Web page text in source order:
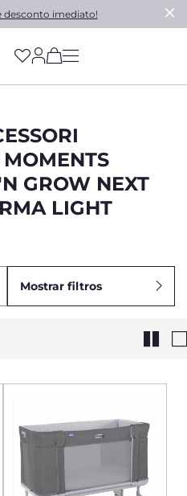
desconto imediato!
(has more options
GROW NEXT
LIGHT
Mostrar filtros